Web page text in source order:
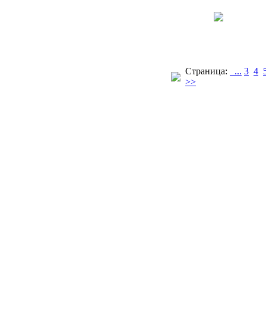
Страница: ... 3 4
>>